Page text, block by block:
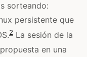
sorteando:
persistente que
2 La sesión de la
en una